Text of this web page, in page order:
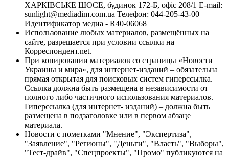
ХАРКІВСЬКЕ ШОСЕ, будинок 172-Б, офіс 208/1 E-mail:
sunlight@mediadim.com.ua Телефон: 044-205-43-00
Идентификатор медиа - R40-06068
Использование любых материалов, размещённых на
сайте, разрешается при условии ссылки на
Корреспондент.net.
При копировании материалов со страницы «Новости
Украины и мира», для интернет-изданий – обязательна
прямая открытая для поисковых систем гиперссылка.
Ссылка должна быть размещена в независимости от
полного либо частичного использования материалов.
Гиперссылка (для интернет- изданий) – должна быть
размещена в подзаголовке или в первом абзаце
материала.
Новости с пометками "Мнение", "Экспертиза",
"Заявление", "Регионы", "Деньги", "Власть", "Выборы",
"Тест-драйв", "Спецпроекты", "Промо" публикуются на